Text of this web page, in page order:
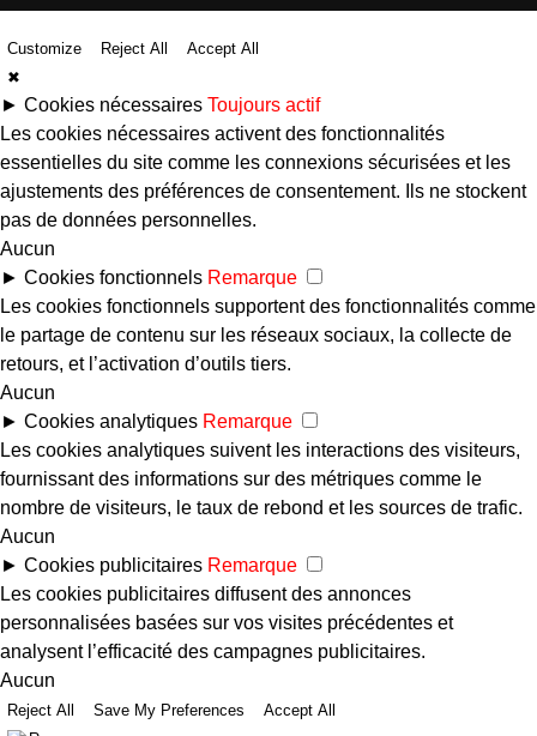
Customize Reject All
Accept All
✖
► Cookies nécessaires Toujours actif
Les cookies nécessaires activent des fonctionnalités
essentielles du site comme les connexions sécurisées et les
ajustements des préférences de consentement. Ils ne stockent
pas de données personnelles.
Aucun
► Cookies fonctionnels Remarque
Les cookies fonctionnels supportent des fonctionnalités comme
le partage de contenu sur les réseaux sociaux, la collecte de
retours, et l’activation d’outils tiers.
Aucun
► Cookies analytiques Remarque
Les cookies analytiques suivent les interactions des visiteurs,
fournissant des informations sur des métriques comme le
nombre de visiteurs, le taux de rebond et les sources de trafic.
Aucun
► Cookies publicitaires Remarque
Les cookies publicitaires diffusent des annonces
personnalisées basées sur vos visites précédentes et
analysent l’efficacité des campagnes publicitaires.
Aucun
Reject All Save My Preferences Accept All